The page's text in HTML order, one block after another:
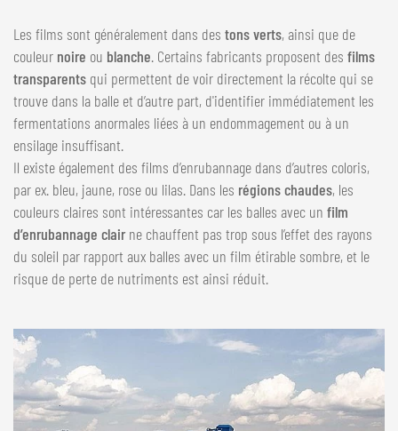
Les films sont généralement dans des tons verts, ainsi que de
couleur noire ou blanche. Certains fabricants proposent des films
transparents qui permettent de voir directement la récolte qui se
trouve dans la balle et d’autre part, d'identifier immédiatement les
fermentations anormales liées à un endommagement ou à un
ensilage insuffisant.
Il existe également des films d’enrubannage dans d’autres coloris,
par ex. bleu, jaune, rose ou lilas. Dans les régions chaudes, les
couleurs claires sont intéressantes car les balles avec un film
d’enrubannage clairne chauffent pas trop sous l’effet des rayons
du soleil par rapport aux balles avec un film étirable sombre, et le
risque de perte de nutriments est ainsi réduit.